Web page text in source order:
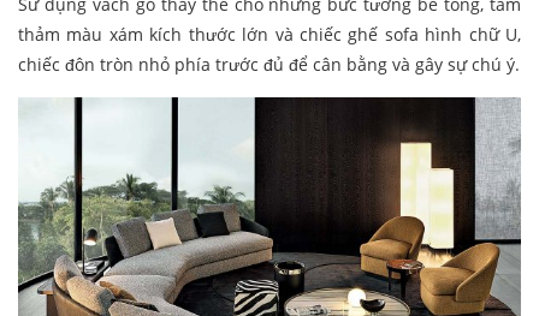
thảm màu xám kích thước lớn và chiếc ghế sofa hình chữ U,
chiếc đôn tròn nhỏ phía trước đủ để cân bằng và gây sự chú ý.